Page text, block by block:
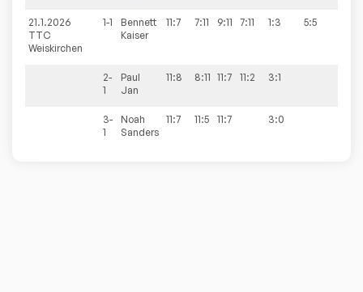
21.1.2026
TTC
Weiskirchen
1-1
Bennett
Kaiser
11:7 7:11 9:11 7:11 1:3 5:5
2-
1
Paul
Jan
11:8 8:11 11:7 11:2 3:1
3-
1
Noah
Sanders
11:7 11:5 11:7 3:0